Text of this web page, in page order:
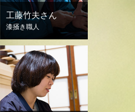
工藤竹夫さん
漆掻き職人